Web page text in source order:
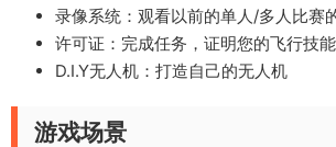
录像系统：观看以前的单人/多人比赛
许可证：完成任务，证明您的飞行技能
D.I.Y无人机：打造自己的无人机
游戏场景